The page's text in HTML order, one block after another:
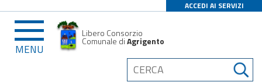
ACCEDI AI SERVIZI
MENU
Libero Consorzio
Comunale diAgrigento